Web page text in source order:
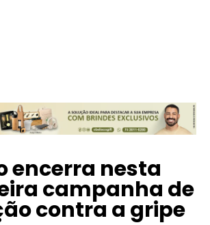
encerra nesta
campanha de
contra a gripe